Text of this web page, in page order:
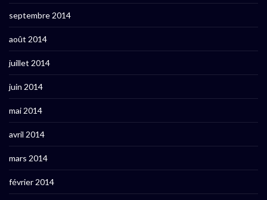
septembre 2014
août 2014
juillet 2014
juin 2014
mai 2014
avril 2014
mars 2014
février 2014